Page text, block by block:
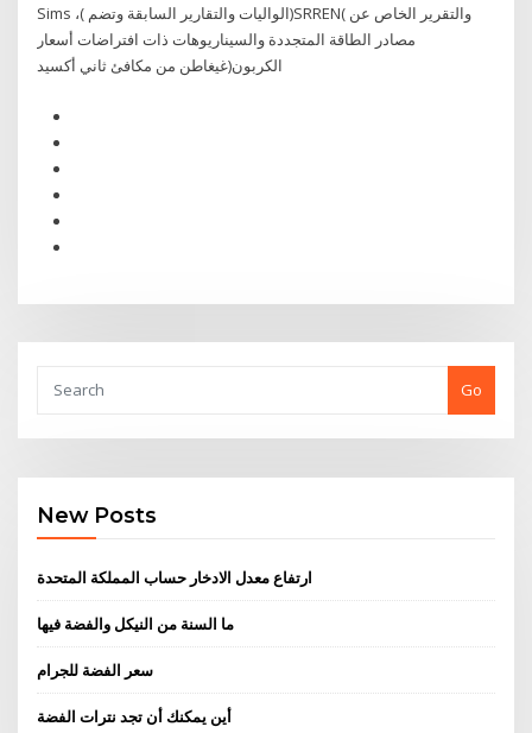
Sims ،( الواليات والتقارير السابقة وتضم)SRREN( والتقرير الخاص عن
مصادر الطاقة المتجددة والسيناريوهات ذات افتراضات أسعار
الكربون(غيغاطن من مكافئ ثاني أكسيد
Go
New Posts
ارتفاع معدل الادخار حساب المملكة المتحدة
ما السنة من النيكل والفضة فيها
سعر الفضة للجرام
أين يمكنك أن تجد نترات الفضة